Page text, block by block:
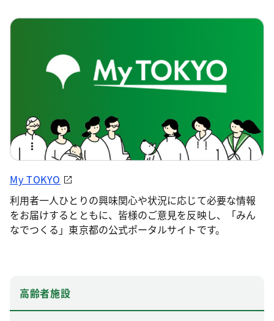
My TOKYO
利用者一人ひとりの興味関心や状況に応じて必要な情報
をお届けするとともに、皆様のご意見を反映し、「みん
なでつくる」東京都の公式ポータルサイトです。
高齢者施設